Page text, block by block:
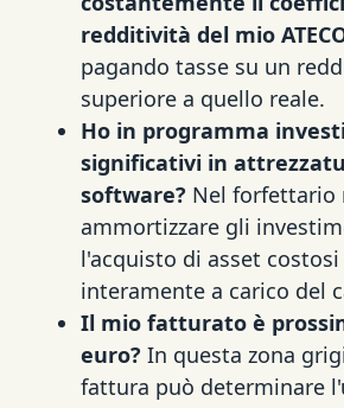
redditività del mio
pagando tasse su un
superiore a quello reale.
Ho in programma
significativi in
software? Nel forfettario
ammortizzare gli
l'acquisto di asset
interamente a carico del
Il mio fatturato è
euro? In questa zona
fattura può determinare